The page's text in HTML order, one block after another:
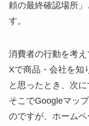
頼の最終確認場所
す。
消費者の行動を考
Xで商品・会社を知
と思ったとき、次
そこでGoogleマッ
のですが、ホーム